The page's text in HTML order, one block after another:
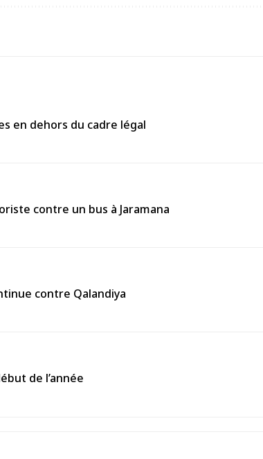
en dehors du cadre légal
contre un bus à Jaramana
contre Qalandiya
de l’année